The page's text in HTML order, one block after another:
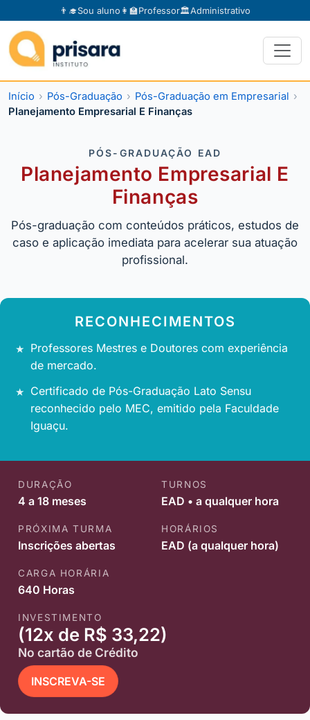
👨‍🎓Sou aluno 👩‍🏫Professor🏛️Administrativo
Início Pós-Graduação
Pós-Graduação em Empresarial
Planejamento Empresarial E Finanças
PÓS-GRADUAÇÃO EAD
Planejamento Empresarial E
Finanças
Pós-graduação com conteúdos práticos, estudos de
caso e aplicação imediata para acelerar sua atuação
profissional.
RECONHECIMENTOS
Professores Mestres e Doutores com experiência
de mercado.
Certificado de Pós-Graduação Lato Sensu
reconhecido pelo MEC, emitido pela Faculdade
Iguaçu.
DURAÇÃO
4 a 18 meses
TURNOS
EAD • a qualquer hora
PRÓXIMA TURMA
Inscrições abertas
HORÁRIOS
EAD (a qualquer hora)
CARGA HORÁRIA
640 Horas
INVESTIMENTO
(12x de R$ 33,22)
No cartão de Crédito
INSCREVA-SE